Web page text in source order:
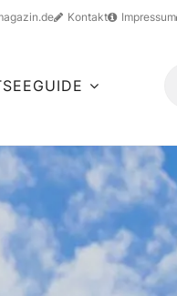
Kontakt Impressum